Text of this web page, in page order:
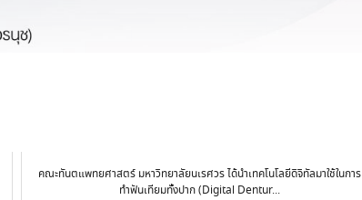
คณะทันตแพทยศาสตร์ มหาวิทยาลัยนเรศวร ได้นำเทคโนโลยีดิจิทัลมาใช้ในการ
ทำฟันเทียมทั้งปาก (Digital Dentur...